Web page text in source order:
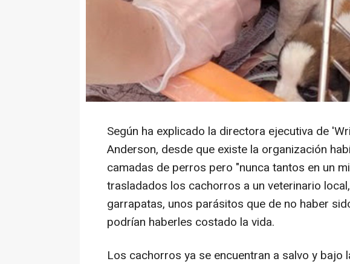
Según ha explicado la directora ejecutiva de
Anderson, desde que existe la organización
camadas de perros pero "nunca tantos en un
trasladados los cachorros a un veterinario
garrapatas, unos parásitos que de no haber
podrían haberles costado la vida.
Los cachorros ya se encuentran a salvo y bajo